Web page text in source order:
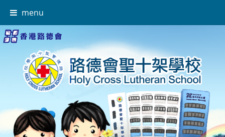
menu